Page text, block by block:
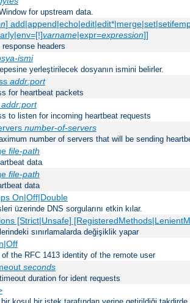
for upstream data.
]
varname|expr=expression]]
headers
ismi
yerleştirilecek dosyanın ismini belirler.
addr:port
for heartbeat packets
addr:port
to listen for incoming heartbeat requests
number-of-servers
number of servers that will be sending
file-path
data
file-path
data
On|Off|Double
üzerinde DNS sorgularını etkin kılar.
[Strict|Unsafe]
sınırlamalarda değişiklik yapar
of the RFC 1413 identity of the remote user
seconds
duration for ident requests